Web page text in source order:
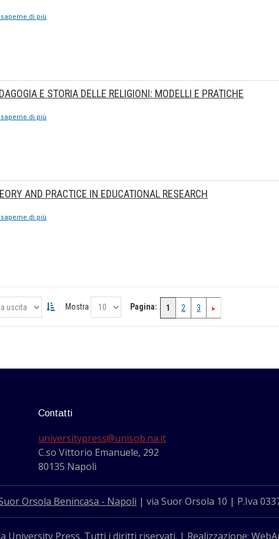
di più
E STORIA DELLE RELIGIONI: MODELLI E PRATICHE
di più
AND PRACTICE IN EDUCATIONAL RESEARCH
di più
Mostra Pagina: 1 2 3
Contatti
universitypress@unisob.na.it
C.so Vittorio Emanuele, 292
80135 Napoli
Orsola Benincasa - Napoli | via Suor Orsola 10 | P.Iva
University Press. Tutti i diritti riservati. | Realizzazione: